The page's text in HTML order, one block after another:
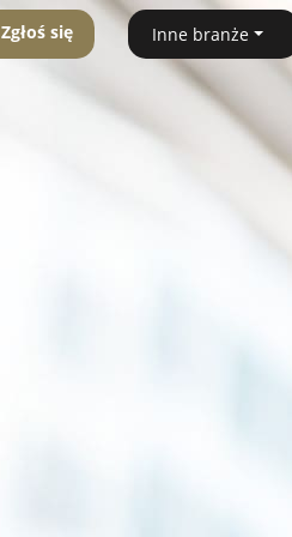
Zgłoś się Inne branże